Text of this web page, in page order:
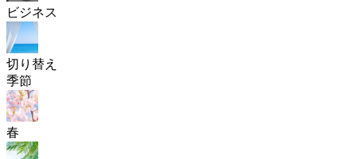
ビジネス
切り替え
季節
春